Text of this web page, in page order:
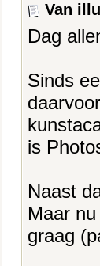
Van
Dag
Sinds
is
Naast
Maar
graag